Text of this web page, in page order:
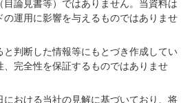
目論見書等）ではありません。当資料は
の運用に影響を与えるものではありませ
と判断した情報等にもとづき作成してい
、完全性を保証するものではありませ
における当社の見解に基づいており、将